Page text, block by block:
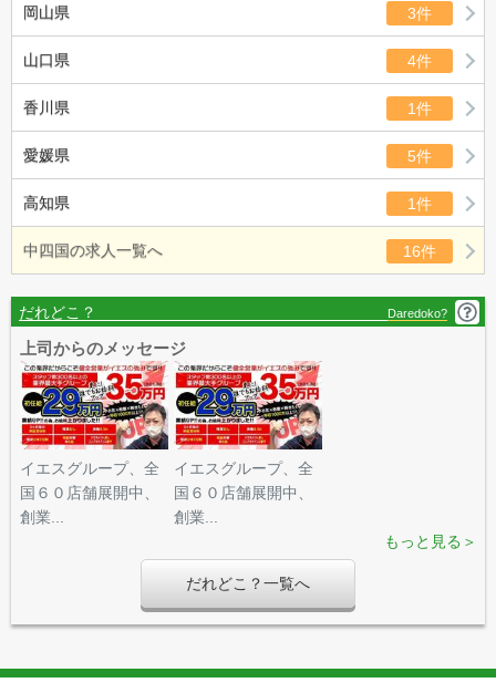
岡山県 3件
山口県 4件
香川県 1件
愛媛県 5件
高知県 1件
中四国の求人一覧へ 16件
だれどこ？ Daredoko?
上司からのメッセージ
イエスグループ、全
国６０店舗展開中、
創業...
イエスグループ、全
国６０店舗展開中、
創業...
もっと見る＞
だれどこ？一覧へ